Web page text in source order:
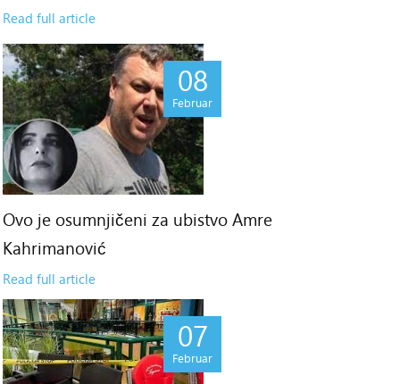
Read full article
08
Februar
Ovo je osumnjičeni za ubistvo Amre
Kahrimanović
Read full article
07
Februar